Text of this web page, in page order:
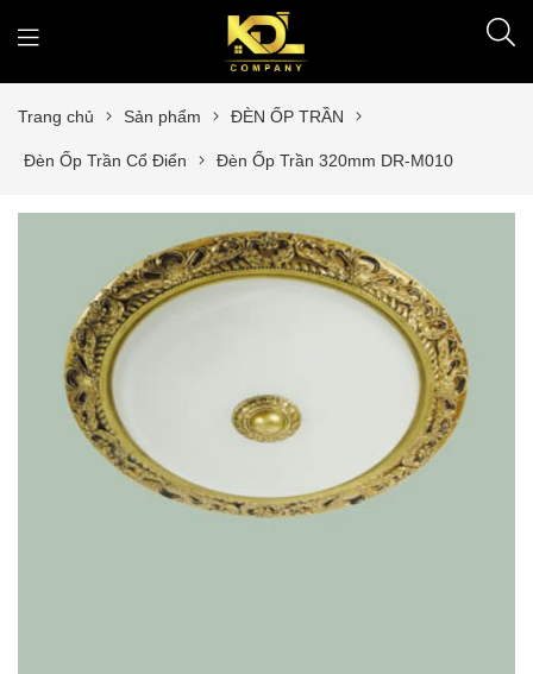
Trang chủ Sản phẩm ĐÈN ỐP TRẦN
Đèn Ốp Trần Cổ Điển Đèn Ốp Trần 320mm DR-M010